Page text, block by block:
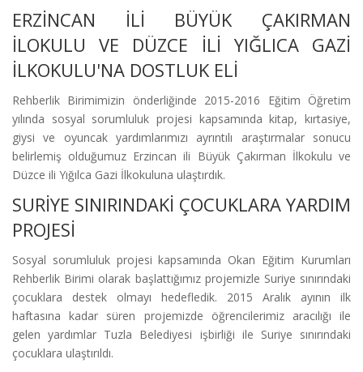
ERZİNCAN İLİ BÜYÜK ÇAKIRMAN
İLOKULU VE DÜZCE İLİ YIĞLICA GAZİ
İLKOKULU'NA DOSTLUK ELİ
Rehberlik Birimimizin önderliğinde 2015-2016 Eğitim Öğretim
yılında sosyal sorumluluk projesi kapsamında kitap, kırtasiye,
giysi ve oyuncak yardımlarımızı ayrıntılı araştırmalar sonucu
belirlemiş olduğumuz Erzincan ili Büyük Çakırman İlkokulu ve
Düzce ili Yığılca Gazi İlkokuluna ulaştırdık.
SURİYE SINIRINDAKİ ÇOCUKLARA YARDIM
PROJESİ
Sosyal sorumluluk projesi kapsamında Okan Eğitim Kurumları
Rehberlik Birimi olarak başlattığımız projemizle Suriye sınırındaki
çocuklara destek olmayı hedefledik. 2015 Aralık ayının ilk
haftasına kadar süren projemizde öğrencilerimiz aracılığı ile
gelen yardımlar Tuzla Belediyesi işbirliği ile Suriye sınırındaki
çocuklara ulaştırıldı.